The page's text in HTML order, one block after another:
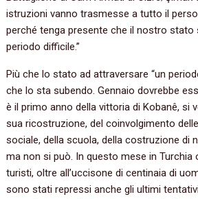
istruzioni vanno trasmesse a tutto il
perché tenga presente che il nostro stato
periodo difficile.‭”
Più che lo stato ad attraversare‭ “‬un
che lo sta subendo.‭ ‬Gennaio dovrebbe
‬è il primo anno della vittoria di Kobanê,‭ ‬si
sua ricostruzione,‭ ‬del coinvolgimento
sociale,‭ ‬della scuola,‭ ‬della costruzione di
ma non si può.‭ ‬In questo mese in Turchia
‬turisti,‭ ‬oltre all’uccisone di centinaia di
sono stati repressi anche gli ultimi